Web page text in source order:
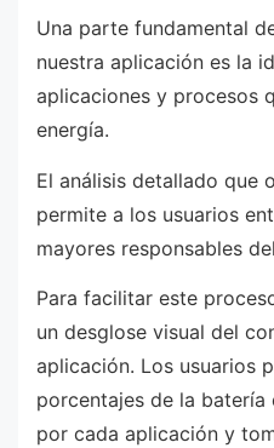
Una parte fundamental
nuestra aplicación es la
aplicaciones y procesos
energía.
El análisis detallado que
permite a los usuarios
mayores responsables
Para facilitar este
un desglose visual del
aplicación. Los usuarios
porcentajes de la
por cada aplicación y